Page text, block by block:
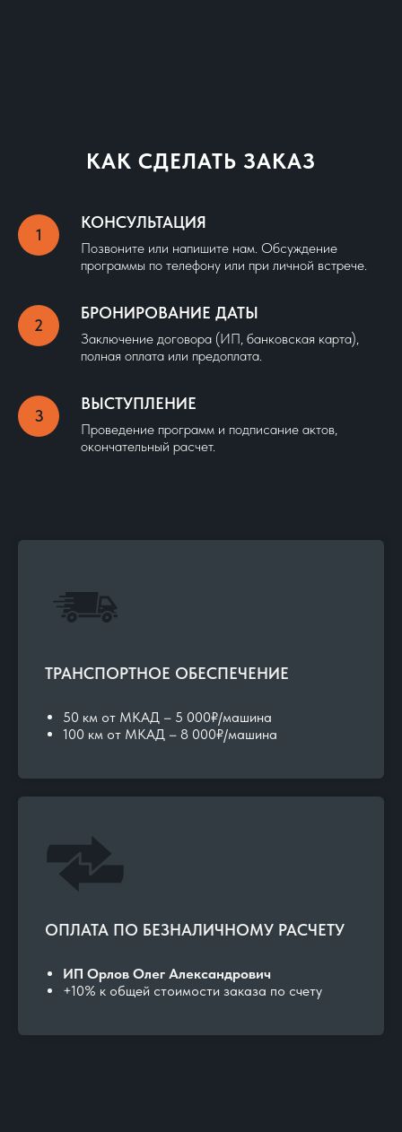
КАК СДЕЛАТЬ ЗАКАЗ
КОНСУЛЬТАЦИЯ
Позвоните или напишите нам. Обсуждение
программы по телефону или при личной встрече.
БРОНИРОВАНИЕ ДАТЫ
Заключение договора (ИП, банковская карта),
полная оплата или предоплата.
ВЫСТУПЛЕНИЕ
Проведение программ и подписание актов,
окончательный расчет.
ТРАНСПОРТНОЕ ОБЕСПЕЧЕНИЕ
50 км от МКАД – 5 000₽/машина
100 км от МКАД – 8 000₽/машина
ОПЛАТА ПО БЕЗНАЛИЧНОМУ РАСЧЕТУ
ИП Орлов Олег Александрович
+10% к общей стоимости заказа по счету